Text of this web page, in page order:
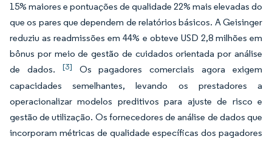
15% maiores e pontuações de qualidade 22% mais elevadas do
que os pares que dependem de relatórios básicos. A Geisinger
reduziu as readmissões em 44% e obteve USD 2,8 milhões em
bônus por meio de gestão de cuidados orientada por análise
de dados. [3]
Os pagadores comerciais agora exigem
capacidades semelhantes, levando os prestadores a
operacionalizar modelos preditivos para ajuste de risco e
gestão de utilização. Os fornecedores de análise de dados que
incorporam métricas de qualidade específicas dos pagadores